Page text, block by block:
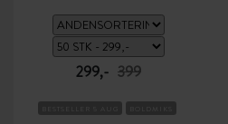
299,- 399